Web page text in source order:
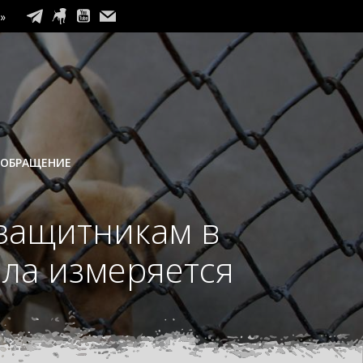
в
измеряется